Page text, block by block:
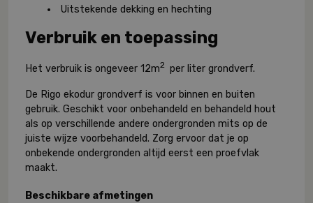
Uitstekende dekking en hechting
Verbruik en toepassing
Het verbruik is ongeveer 12m2 per liter grondverf.
De Rigo ekodur grondverf is voor binnen en buiten
gebruik. Geschikt voor onbehandeld en behandeld hout
als op verschillende andere ondergronden mits op de
juiste wijze voorbehandeld. Zorg ervoor dat je op
onbekende ondergronden altijd eerst een proefvlak
maakt.
Beschikbare afmetingen